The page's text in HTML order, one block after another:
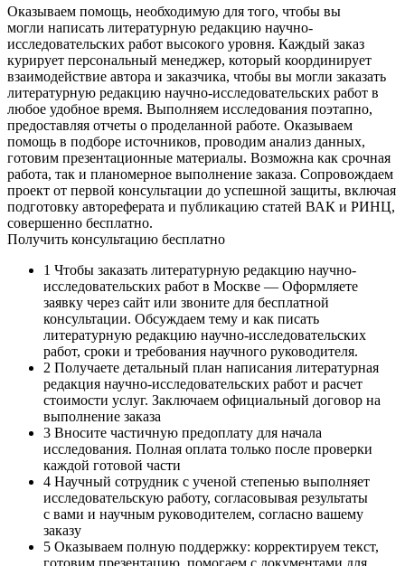
Оказываем помощь, необходимую для того, чтобы вы
могли написать литературную редакцию научно-
исследовательских работ высокого уровня. Каждый заказ
курирует персональный менеджер, который координирует
взаимодействие автора и заказчика, чтобы вы могли заказать
литературную редакцию научно-исследовательских работ в
любое удобное время. Выполняем исследования поэтапно,
предоставляя отчеты о проделанной работе. Оказываем
помощь в подборе источников, проводим анализ данных,
готовим презентационные материалы. Возможна как срочная
работа, так и планомерное выполнение заказа. Сопровождаем
проект от первой консультации до успешной защиты, включая
подготовку автореферата и публикацию статей ВАК и РИНЦ,
совершенно бесплатно.
Получить консультацию бесплатно
1 Чтобы заказать литературную редакцию научно-
исследовательских работ в Москве — Оформляете
заявку через сайт или звоните для бесплатной
консультации. Обсуждаем тему и как писать
литературную редакцию научно-исследовательских
работ, сроки и требования научного руководителя.
2 Получаете детальный план написания литературная
редакция научно-исследовательских работ и расчет
стоимости услуг. Заключаем официальный договор на
выполнение заказа
3 Вносите частичную предоплату для начала
исследования. Полная оплата только после проверки
каждой готовой части
4 Научный сотрудник с ученой степенью выполняет
исследовательскую работу, согласовывая результаты
с вами и научным руководителем, согласно вашему
заказу
5 Оказываем полную поддержку: корректируем текст,
готовим презентацию, помогаем с документами для